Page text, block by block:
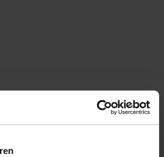
serie van Sissy-Boy. De serie